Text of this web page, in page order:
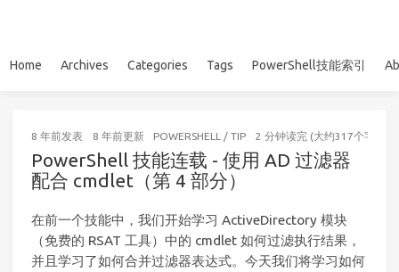
Home Archives Categories Tags PowerShell技能索引
8 年前发表 8 年前更新 POWERSHELL / TIP 2 分钟读完 (大约317个字)
PowerShell 技能连载 - 使用 AD 过滤器
配合 cmdlet（第 4 部分）
在前一个技能中，我们开始学习 ActiveDirectory 模块
（免费的 RSAT 工具）中的 cmdlet 如何过滤执行结果，
并且学习了如何合并过滤器表达式。今天我们将学习如何